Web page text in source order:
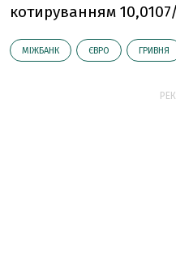
котируванням
МІЖБАНК ЄВРО ГРИВНЯ